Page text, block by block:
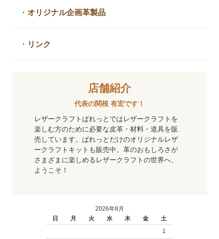
・ オリジナル企画革製品
・ リンク
店舗紹介
代表の関根 有宏です！
レザークラフトぱれっとではレザークラフトを
楽しむ方のために必要な皮革・材料・道具を販
売しています。ぱれっとだけのオリジナルレザ
ークラフトキットも販売中。革のおもしろさが
さまざまに楽しめるレザークラフトの世界へ、
ようこそ！
2026年8月
日
月 火 水 木 金
土
1